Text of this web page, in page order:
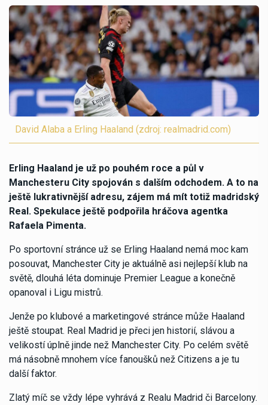
David Alaba a Erling Haaland (zdroj: realmadrid.com)
Erling Haaland je už po pouhém roce a půl v
Manchesteru City spojován s dalším odchodem. A to na
ještě lukrativnější adresu, zájem má mít totiž madridský
Real. Spekulace ještě podpořila hráčova agentka
Rafaela Pimenta.
Po sportovní stránce už se Erling Haaland nemá moc kam
posouvat, Manchester City je aktuálně asi nejlepší klub na
světě, dlouhá léta dominuje Premier League a konečně
opanoval i Ligu mistrů.
Jenže po klubové a marketingové stránce může Haaland
ještě stoupat. Real Madrid je přeci jen historií, slávou a
velikostí úplně jinde než Manchester City. Po celém světě
má násobně mnohem více fanoušků než Citizens a je tu
další faktor.
Zlatý míč se vždy lépe vyhrává z Realu Madrid či Barcelony.